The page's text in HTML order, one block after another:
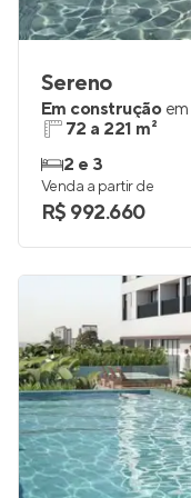
Sereno
Em construção em
72 a 221 m²
2 e 3
Venda a partir de
R$ 992.660